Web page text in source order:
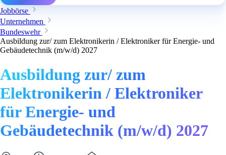
Jobbörse
Unternehmen
Bundeswehr
Ausbildung zur/ zum Elektronikerin / Elektroniker für Energie- und
Gebäudetechnik (m/w/d) 2027
Ausbildung zur/ zum
Elektronikerin / Elektroniker
für Energie- und
Gebäudetechnik (m/w/d) 2027